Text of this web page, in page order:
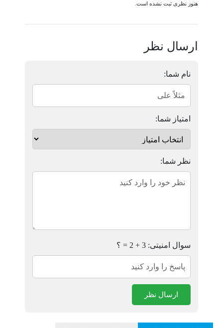
هنوز نظری ثبت نشده است.
ارسال نظر
نام شما:
امتیاز شما:
نظر شما:
سوال امنیتی: 3 + 2 = ؟
ارسال نظر